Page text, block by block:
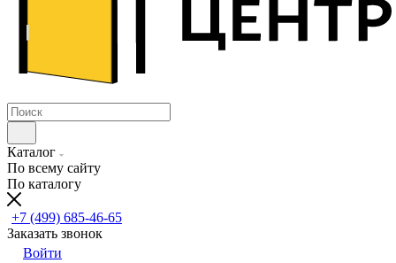
Каталог
По всему сайту
По каталогу
+7 (499) 685-46-65
Заказать звонок
Войти